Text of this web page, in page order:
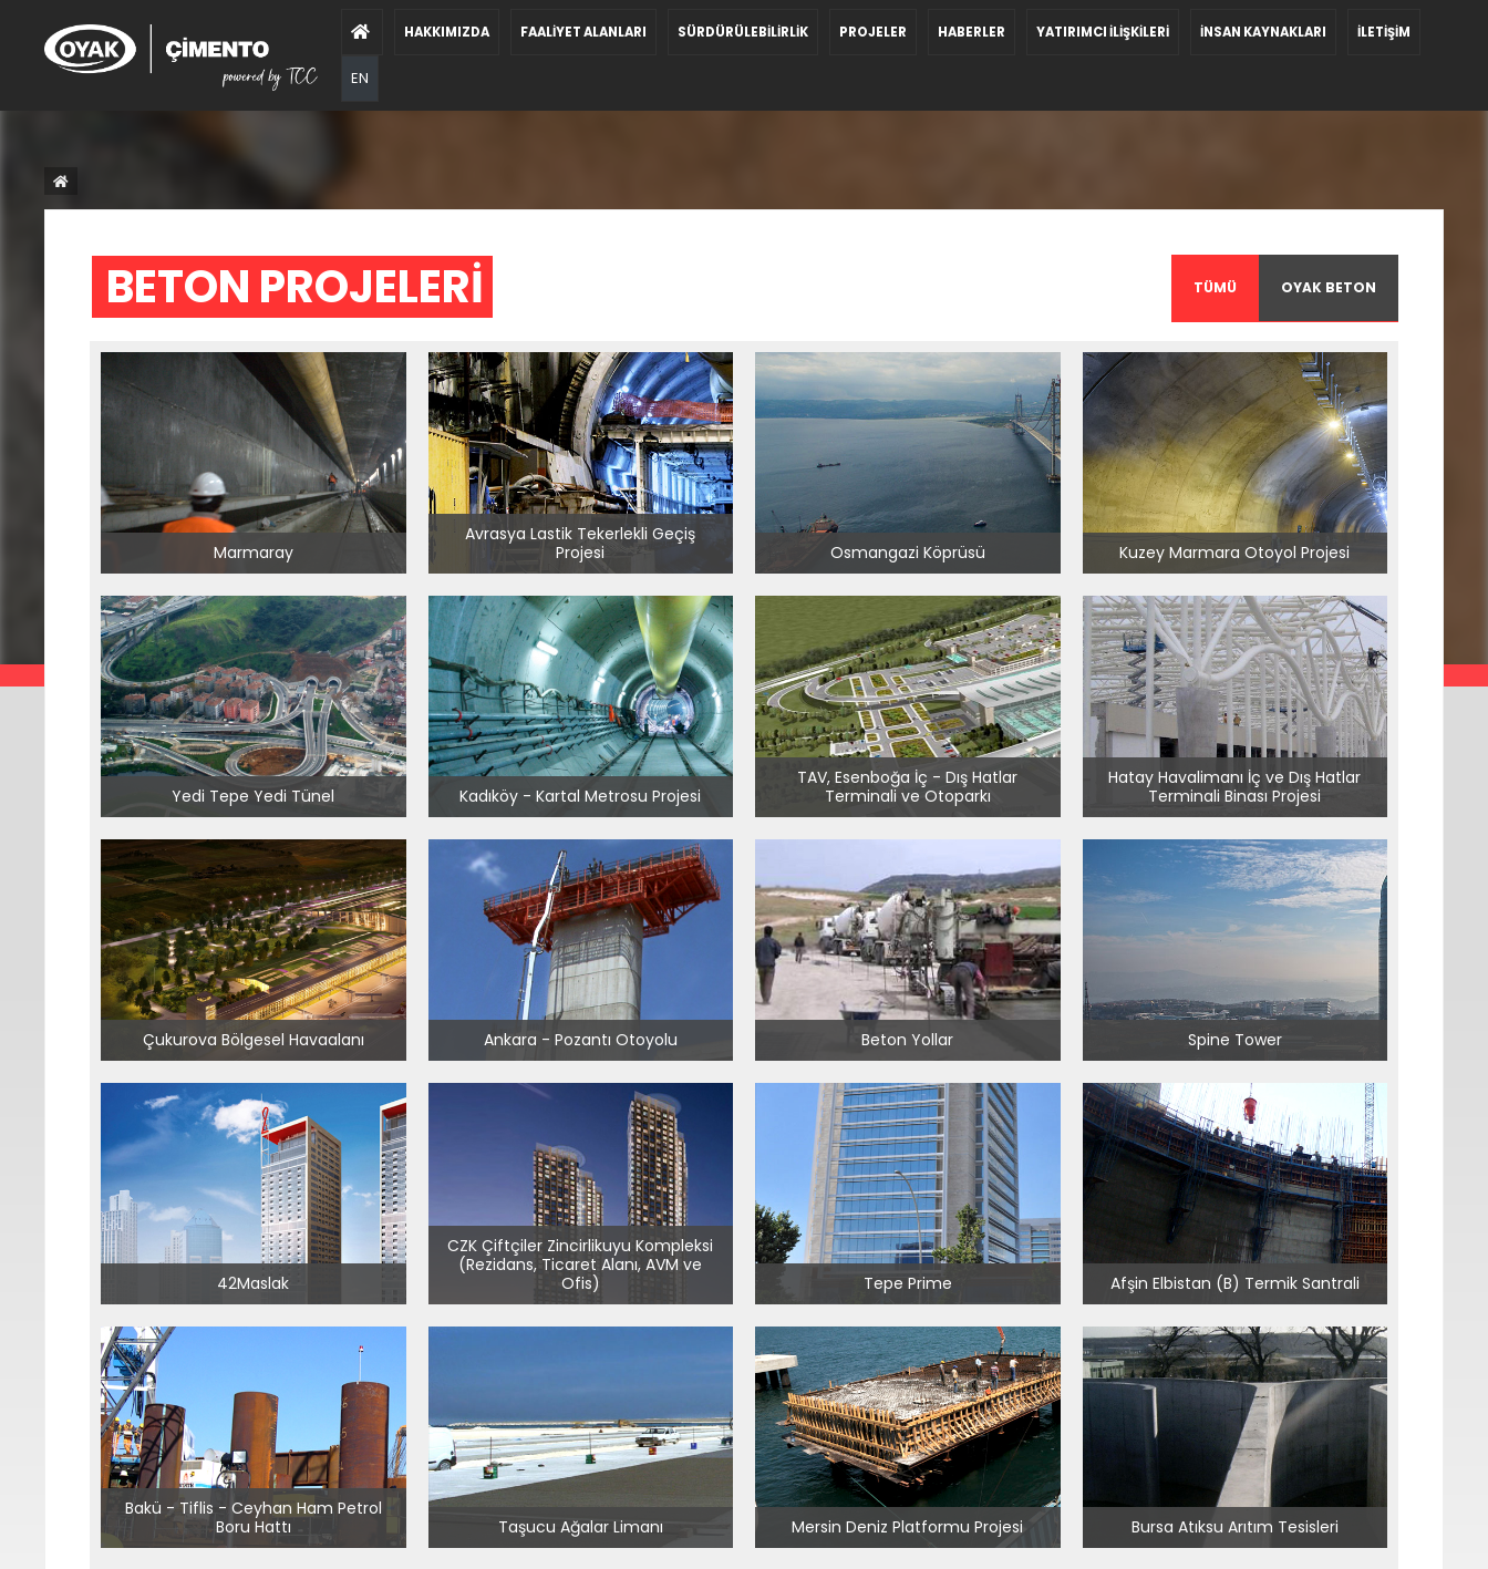
HAKKIMIZDA FAALİYET ALANLARI SÜRDÜRÜLEBİLİRLİK PROJELER HABERLER YATIRIMCI İLİŞKİLERİ İNSAN KAYNAKLARI İLETİŞİM
EN
BETON PROJELERİ TÜMÜ OYAK BETON
Marmaray
Avrasya Lastik Tekerlekli Geçiş
Projesi
Osmangazi Köprüsü Kuzey Marmara Otoyol Projesi
Yedi Tepe Yedi Tünel Kadıköy - Kartal Metrosu Projesi
TAV, Esenboğa İç - Dış Hatlar
Terminali ve Otoparkı
Hatay Havalimanı İç ve Dış Hatlar
Terminali Binası Projesi
Çukurova Bölgesel Havaalanı Ankara - Pozantı Otoyolu Beton Yollar Spine Tower
42Maslak
CZK Çiftçiler Zincirlikuyu Kompleksi
(Rezidans, Ticaret Alanı, AVM ve
Ofis)
Tepe Prime Afşin Elbistan (B) Termik Santrali
Bakü - Tiflis - Ceyhan Ham Petrol
Boru Hattı
Taşucu Ağalar Limanı Mersin Deniz Platformu Projesi Bursa Atıksu Arıtım Tesisleri